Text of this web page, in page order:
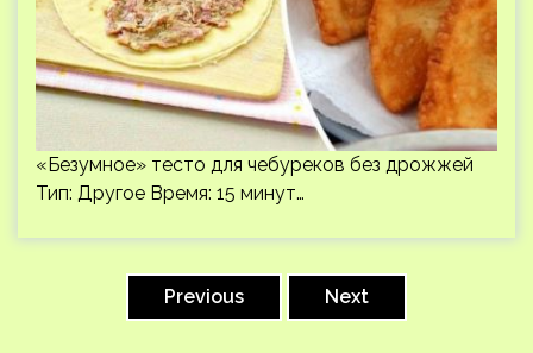
«Безумное» тесто для чебуреков без дрожжей
Тип: Другое Время: 15 минут…
Previous Next